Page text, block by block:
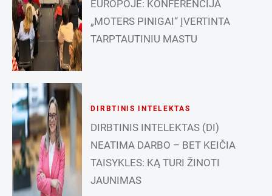
EUROPOJE: KONFERENCIJA
„MOTERS PINIGAI“ ĮVERTINTA
TARPTAUTINIU MASTU
DIRBTINIS INTELEKTAS
DIRBTINIS INTELEKTAS (DI)
NEATIMA DARBO – BET KEIČIA
TAISYKLES: KĄ TURI ŽINOTI
JAUNIMAS